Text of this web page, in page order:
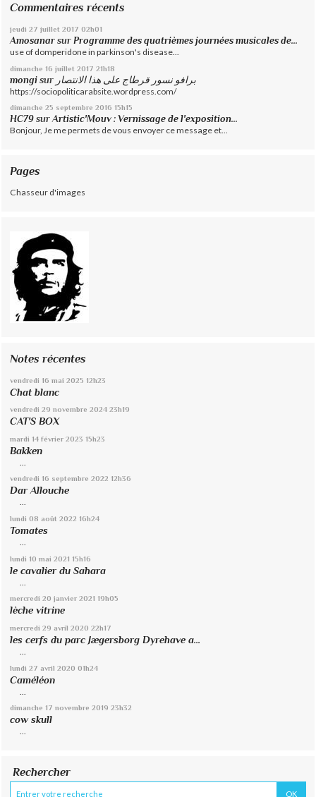
Commentaires récents
jeudi 27 juillet 2017 02h01
Amosanar surProgramme des quatrièmes journées musicales de...
use of domperidone in parkinson's disease...
dimanche 16 juillet 2017 21h18
mongi sur برافو نسور قرطاج على هذا الانتصار
https://sociopoliticarabsite.wordpress.com/
dimanche 25 septembre 2016 15h15
HC79 surArtistic'Mouv : Vernissage de l'exposition...
Bonjour, Je me permets de vous envoyer ce message et...
Pages
Chasseur d'images
Notes récentes
vendredi 16 mai 2025 12h23
Chat blanc
vendredi 29 novembre 2024 23h19
CAT'S BOX
mardi 14 février 2023 15h23
Bakken
vendredi 16 septembre 2022 12h36
Dar Allouche
...
lundi 08 août 2022 16h24
Tomates
...
lundi 10 mai 2021 15h16
le cavalier du Sahara
mercredi 20 janvier 2021 19h05
lèche vitrine
mercredi 29 avril 2020 22h17
les cerfs du parc Jægersborg Dyrehave a...
lundi 27 avril 2020 01h24
Caméléon
dimanche 17 novembre 2019 23h32
cow skull
...
Rechercher